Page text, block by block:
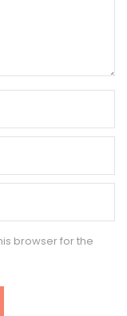
browser for the